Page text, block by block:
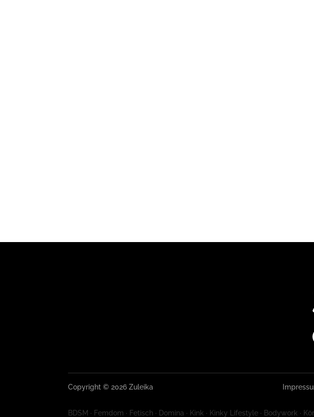
Copyright © 2026 Zuleika
BDSM · Femdom · Fetisch · Domina · Kink · Kinky Lifestyle · Bodywork ·